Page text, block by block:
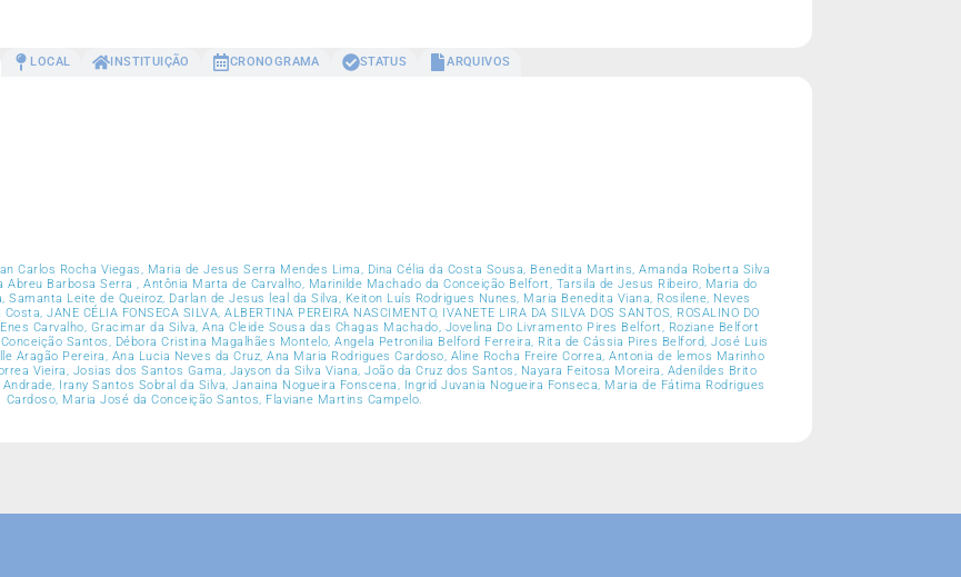
LOCAL INSTITUIÇÃO CRONOGRAMA STATUS ARQUIVOS
Carlos Rocha Viegas, Maria de Jesus Serra Mendes Lima, Dina Célia da Costa Sousa, Benedita Martins, Amanda Roberta Silva
Abreu Barbosa Serra , Antônia Marta de Carvalho, Marinilde Machado da Conceição Belfort, Tarsila de Jesus Ribeiro, Maria do
Leite de Queiroz, Darlan de Jesus leal da Silva, Keiton Luís Rodrigues Nunes, Maria Benedita Viana, Rosilene, Neves
JANE CÉLIA FONSECA SILVA, ALBERTINA PEREIRA NASCIMENTO, IVANETE LIRA DA SILVA DOS SANTOS, ROSALINO DO
Carvalho, Gracimar da Silva, Ana Cleide Sousa das Chagas Machado, Jovelina Do Livramento Pires Belfort, Roziane Belfort
Santos, Débora Cristina Magalhães Montelo, Angela Petronilia Belford Ferreira, Rita de Cássia Pires Belford, José Luis
Aragão Pereira, Ana Lucia Neves da Cruz, Ana Maria Rodrigues Cardoso, Aline Rocha Freire Correa, Antonia de lemos Marinho
Vieira, Josias dos Santos Gama, Jayson da Silva Viana, João da Cruz dos Santos, Nayara Feitosa Moreira, Adenildes Brito
Irany Santos Sobral da Silva, Janaina Nogueira Fonscena, Ingrid Juvania Nogueira Fonseca, Maria de Fátima Rodrigues
Cardoso, Maria José da Conceição Santos, Flaviane Martins Campelo.